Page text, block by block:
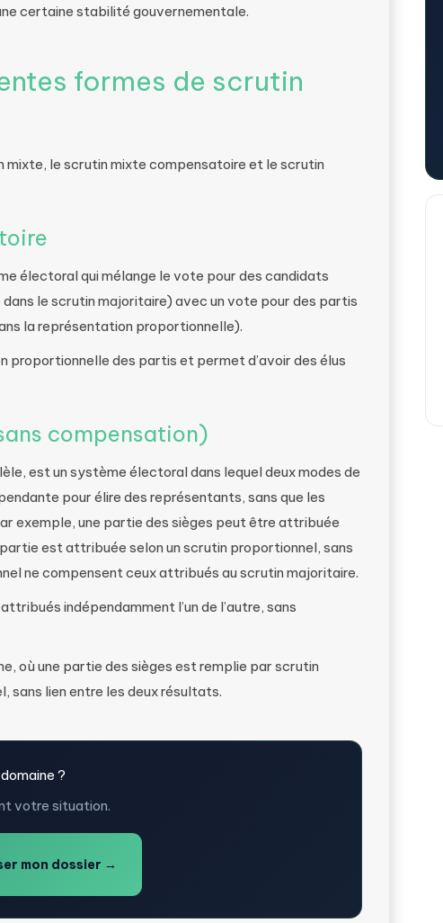
certaine stabilité gouvernementale.
formes de scrutin
le scrutin mixte compensatoire et le scrutin
électoral qui mélange le vote pour des candidats
le scrutin majoritaire) avec un vote pour des partis
la représentation proportionnelle).
proportionnelle des partis et permet d’avoir des élus
compensation)
est un système électoral dans lequel deux modes de
pour élire des représentants, sans que les
exemple, une partie des sièges peut être attribuée
est attribuée selon un scrutin proportionnel, sans
ne compensent ceux attribués au scrutin majoritaire.
indépendamment l’un de l’autre, sans
où une partie des sièges est remplie par scrutin
sans lien entre les deux résultats.
?
votre situation.
mon dossier →